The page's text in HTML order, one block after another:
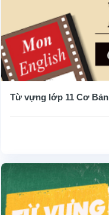
Từ vựng lớp 11 Cơ Bản